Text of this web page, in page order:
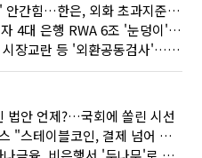
'달러 붙잡기' 안간힘…한은, 외화 초과지준에 이자 6개월 더
환율 14원 뛰자 4대 은행 RWA 6조 '눈덩이'…2배 뛴 2분기는?
한은·금감원, 시장교란 등 '외환공동검사'…환율 급등 전방위 대응
법안 언제?…국회에 쏠린 시선
BOK 컨퍼런스 "스테이블코인, 결제 넘어 보험 대출 등 금융 연결 도구"